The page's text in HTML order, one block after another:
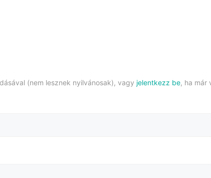
(nem lesznek nyilvánosak), vagy jelentkezz be, ha már